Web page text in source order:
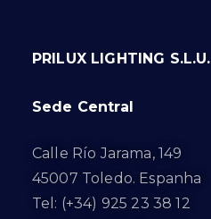
PRILUX LIGHTING S.L.U.
Sede Central
Calle Río Jarama, 149
45007 Toledo. Espanha
Tel: (+34) 925 23 38 12